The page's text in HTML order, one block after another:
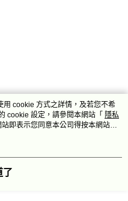
cookie 方式之詳情，及若您不希
cookie 設定，請參閱本網站「 隱私
即表示您同意本公司得按本網站使
了